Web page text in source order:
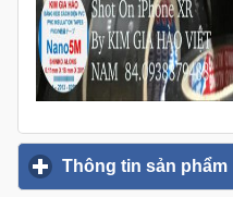
Thông tin sản phẩm